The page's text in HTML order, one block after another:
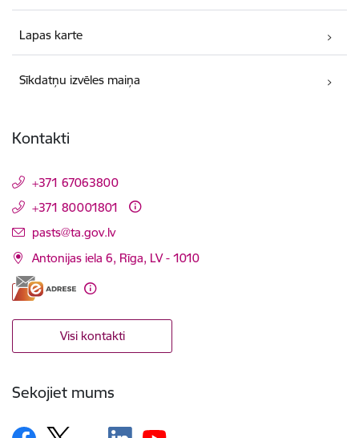
Lapas karte
Sīkdatņu izvēles maiņa
Kontakti
+371 67063800
+371 80001801
E-pasts:
pasts@ta.gov.lv
Antonijas iela 6, Rīga, LV - 1010
Visi kontakti
Sekojiet mums